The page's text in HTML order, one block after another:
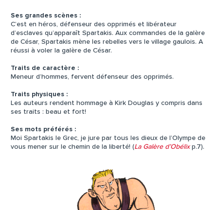
Ses grandes scènes :
C’est en héros, défenseur des opprimés et libérateur
d’esclaves qu’apparaît Spartakis. Aux commandes de la galère
de César, Spartakis mène les rebelles vers le village gaulois. A
réussi à voler la galère de César.
Traits de caractère :
Meneur d’hommes, fervent défenseur des opprimés.
Traits physiques :
Les auteurs rendent hommage à Kirk Douglas y compris dans
ses traits : beau et fort!
Ses mots préférés :
Moi Spartakis le Grec, je jure par tous les dieux de l’Olympe de
vous mener sur le chemin de la liberté! (La Galère d’Obélixp.7).